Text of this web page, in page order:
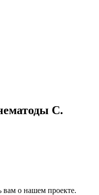
C.
вам о нашем проекте.